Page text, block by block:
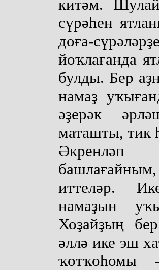
китәм.
сүрәһен
доға-
йоҡлағанда
булды. Бер
намаҙ
әҙерәк
маташты, тик
иттеләр.
намаҙын
Хоҙайҙың
әллә ике эш
ҡотҡоһомы